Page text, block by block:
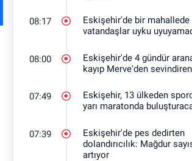
08:17
Eskişehir'de bir mahallede
vatandaşlar uyku
08:00
Eskişehir'de 4 gündür
kayıp Merve'den
07:49
Eskişehir, 13 ülkeden
yarı maratonda
07:39
Eskişehir'de pes dedirten
dolandırıcılık: Mağdur
artıyor